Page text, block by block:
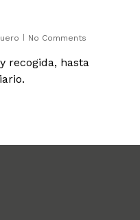
No Comments
recogida, hasta